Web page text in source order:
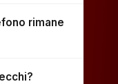
rimane